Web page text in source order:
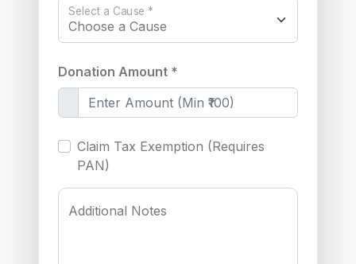
Select a Cause *
Donation Amount *
Claim Tax Exemption (Requires
PAN)
Additional Notes